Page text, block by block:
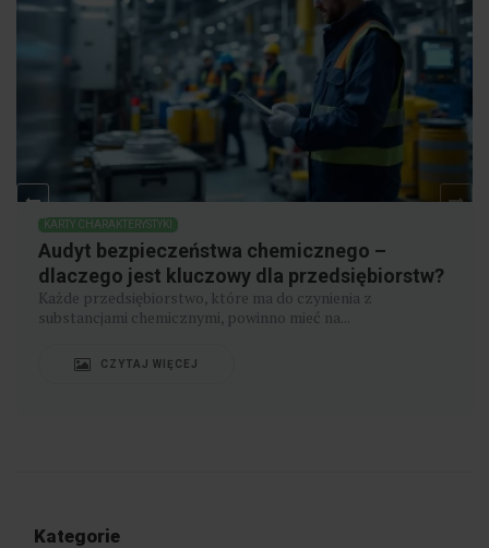
KARTY CHARAKTERYSTYKI
Audyt bezpieczeństwa chemicznego –
dlaczego jest kluczowy dla przedsiębiorstw?
Każde przedsiębiorstwo, które ma do czynienia z
substancjami chemicznymi, powinno mieć na...
CZYTAJ WIĘCEJ
Kategorie